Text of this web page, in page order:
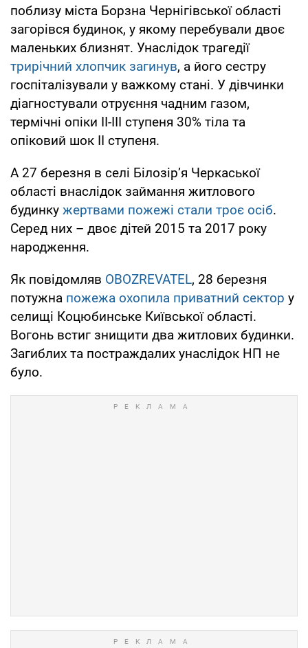
поблизу міста Борзна Чернігівської області
загорівся будинок, у якому перебували двоє
маленьких близнят. Унаслідок трагедії
трирічний хлопчик загинув, а його сестру
госпіталізували у важкому стані. У дівчинки
діагностували отруєння чадним газом,
термічні опіки ІІ-ІІІ ступеня 30% тіла та
опіковий шок ІІ ступеня.
А 27 березня в селі Білозір’я Черкаської
області внаслідок займання житлового
будинку жертвами пожежі стали троє осіб.
Серед них – двоє дітей 2015 та 2017 року
народження.
Як повідомляв OBOZREVATEL, 28 березня
потужна пожежа охопила приватний сектор у
селищі Коцюбинське Київської області.
Вогонь встиг знищити два житлових будинки.
Загиблих та постраждалих унаслідок НП не
було.